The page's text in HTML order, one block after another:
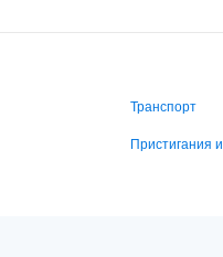
Транспорт
Пристигания